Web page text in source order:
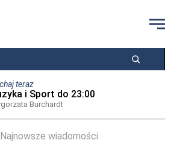
teraz
i Sport do 23:00
Burchardt
Najnowsze wiadomości